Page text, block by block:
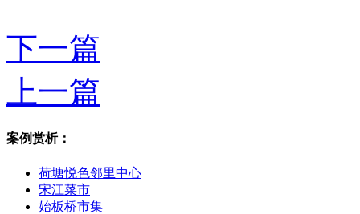
下一篇
上一篇
案例赏析：
荷塘悦色邻里中心
宋江菜市
始板桥市集